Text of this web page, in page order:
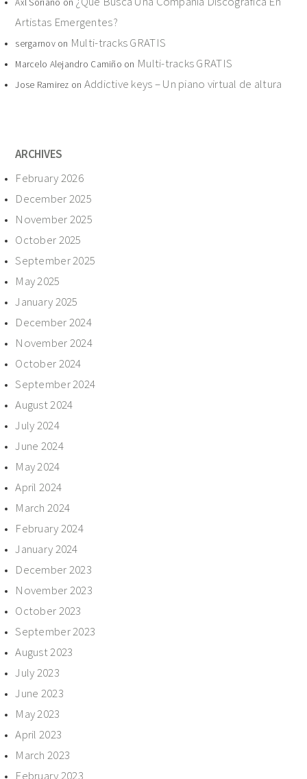
Axl Soriano on
Artistas Emergentes?
sergarnovon Multi-tracks GRATIS
Marcelo Alejandro Camiño on Multi-tracks GRATIS
Jose Ramirez on Addictive keys – Un piano virtual de altura
ARCHIVES
February 2026
December 2025
November 2025
October 2025
September 2025
May 2025
January 2025
December 2024
November 2024
October 2024
September 2024
August 2024
July 2024
June 2024
May 2024
April 2024
March 2024
February 2024
January 2024
December 2023
November 2023
October 2023
September 2023
August 2023
July 2023
June 2023
May 2023
April 2023
March 2023
February 2023